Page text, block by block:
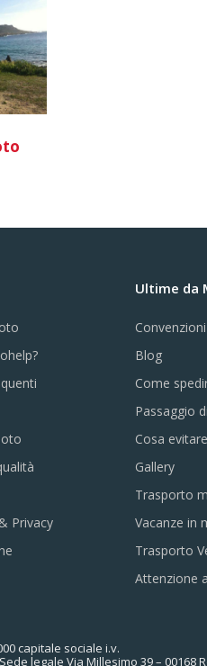
Privacy
Ultime da
Convenzioni
Blog
Come
Passaggio
Cosa evitare
Gallery
Trasporto
Vacanze in
Trasporto
Attenzione
capitale sociale i.v.
legale Via Millesimo 39 – 00168